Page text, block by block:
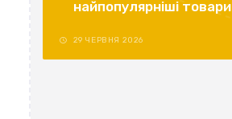
найпопулярніші товари
29 ЧЕРВНЯ 2026